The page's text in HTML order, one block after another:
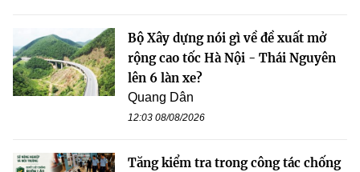
Bộ Xây dựng nói gì về đề xuất mở
rộng cao tốc Hà Nội - Thái Nguyên
lên 6 làn xe?
Quang Dân
12:03 08/08/2026
Tăng kiểm tra trong công tác chống